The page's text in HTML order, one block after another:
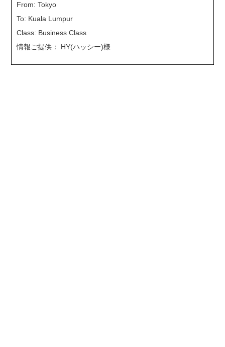
From: Tokyo
To: Kuala Lumpur
Class: Business Class
情報ご提供： HY(ハッシー)様